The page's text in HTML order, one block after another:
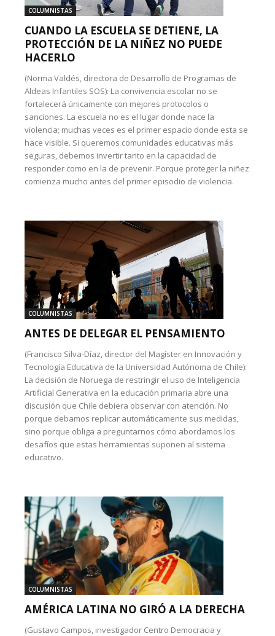
COLUMNISTAS
CUANDO LA ESCUELA SE DETIENE, LA
PROTECCIÓN DE LA NIÑEZ NO PUEDE
HACERLO
(Norma Valdés, directora de Desarrollo de Programas de
Aldeas Infantiles SOS): La convivencia escolar no se
fortalecerá únicamente con mejores protocolos o
sanciones. La escuela no es el lugar donde nace la
violencia; muchas veces es el primer espacio donde esta se
hace visible. Si queremos comunidades educativas más
seguras, debemos invertir tanto en la capacidad de
responder como en la de prevenir. Porque proteger la niñez
comienza mucho antes del primer episodio de violencia.
COLUMNISTAS
ANTES DE DELEGAR EL PENSAMIENTO
(Francisco Silva-Díaz, director del Magíster en Innovación y
Tecnología Educativa de la Universidad Autónoma de Chile):
La decisión de Noruega de restringir el uso de Inteligencia
Artificial Generativa en la educación primaria abre una
discusión que Chile debiera observar con atención. No
porque debamos replicar automáticamente sus medidas,
sino porque obliga a preguntarnos cómo abordamos los
desafíos que estas herramientas suponen al sistema
educativo.
COLUMNISTAS
AMÉRICA LATINA NO GIRÓ A LA DERECHA
(Gustavo Campos, investigador Centro Democracia y